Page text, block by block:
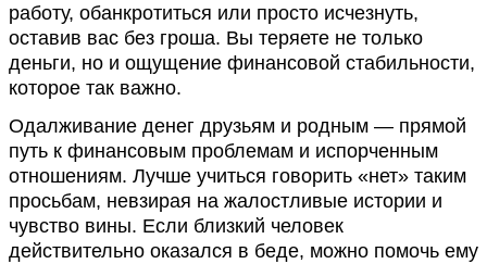
работу, обанкротиться или просто исчезнуть,
оставив вас без гроша. Вы теряете не только
деньги, но и ощущение финансовой стабильности,
которое так важно.
Одалживание денег друзьям и родным — прямой
путь к финансовым проблемам и испорченным
отношениям. Лучше учиться говорить «нет» таким
просьбам, невзирая на жалостливые истории и
чувство вины. Если близкий человек
действительно оказался в беде, можно помочь ему